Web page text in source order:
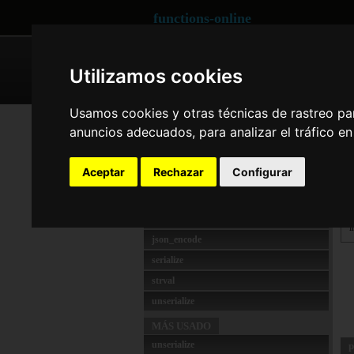
Utilizamos cookies
Usamos cookies y otras técnicas de rastreo
anuncios adecuados, para analizar el tráfico
Aceptar Rechazar Configurar
functions-online
ARRAY
GENERAL
filter_var
floatval
geoDistance
json_encode
serialize
strval
unserialize
unserialize